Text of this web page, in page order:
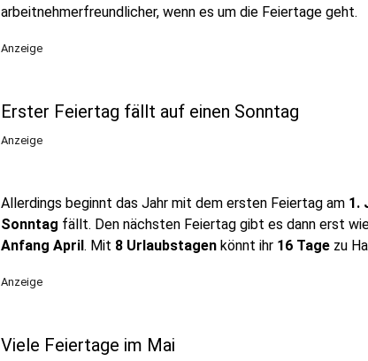
arbeitnehmerfreundlicher, wenn es um die Feiertage geht.
Anzeige
Erster Feiertag fällt auf einen Sonntag
Anzeige
Allerdings beginnt das Jahr mit dem ersten Feiertag am 1.
Sonntag fällt. Den nächsten Feiertag gibt es dann erst
Anfang April. Mit 8 Urlaubstagen könnt ihr 16 Tage zu
Anzeige
Viele Feiertage im Mai